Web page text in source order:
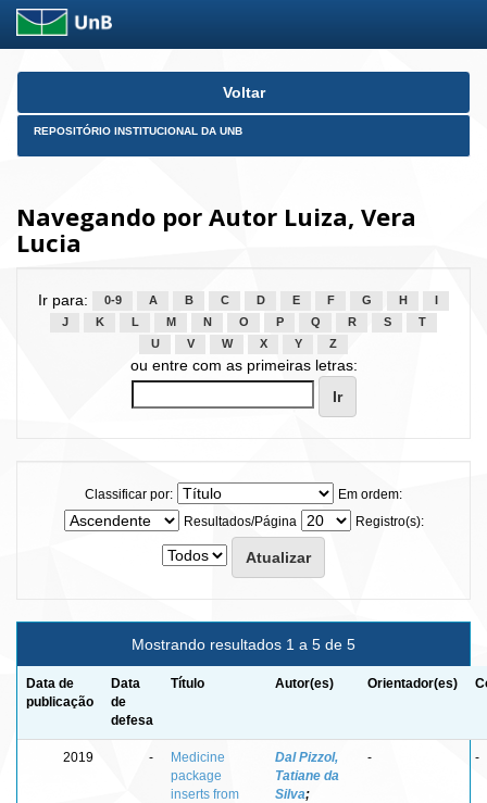
Skip
Voltar
REPOSITÓRIO INSTITUCIONAL DA UNB
Navegando por Autor Luiza, Vera
Lucia
Ir para: 0-9 A B C D E F G H
J
K L M N O P Q R S
T
U
V W X Y Z
ou entre com as primeiras letras:
Classificar por:
Em ordem:
Resultados/Página
Registro(s):
Mostrando resultados 1 a 5 de 5
Data de
publicação
Data
de
defesa
Título Autor(es) Orientador(es)
2019 -
Medicine
package
inserts from
Dal Pizzol,
Tatiane da
Silva;
- -